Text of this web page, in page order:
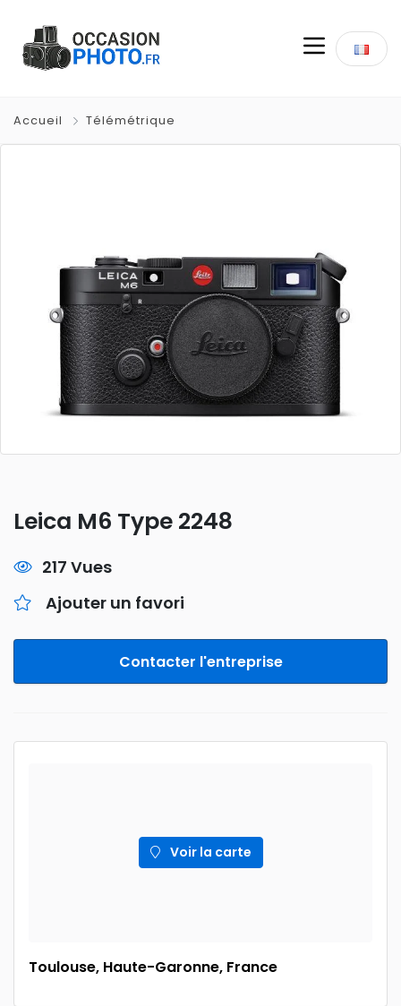
Accueil Télémétrique
Leica M6 Type 2248
217 Vues
Ajouter un favori
Contacter l'entreprise
Voir la carte
Toulouse, Haute-Garonne, France